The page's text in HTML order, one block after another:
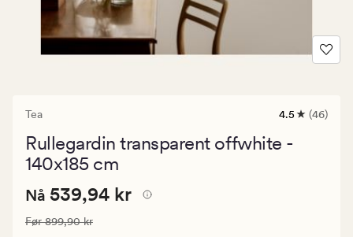
Tea
46
med
4.5 (46)
Rullegardin transparent offwhite -
140x185 cm
Nåværende
539,94
Nåværende pris
Nå 539,94 kr
Vanlig pris 899,90 kr
Før899,90 kr